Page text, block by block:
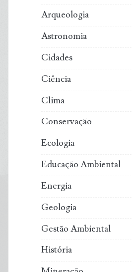
Arqueologia
Astronomia
Cidades
Ciência
Clima
Conservação
Ecologia
Educação Ambiental
Energia
Geologia
Gestão Ambiental
História